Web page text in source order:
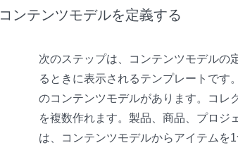
コンテンツモデルを定義する
次のステップは、コンテンツモデルの
るときに表示されるテンプレートです
のコンテンツモデルがあります。コレ
を複数作れます。製品、商品、プロジ
は、コンテンツモデルからアイテムを